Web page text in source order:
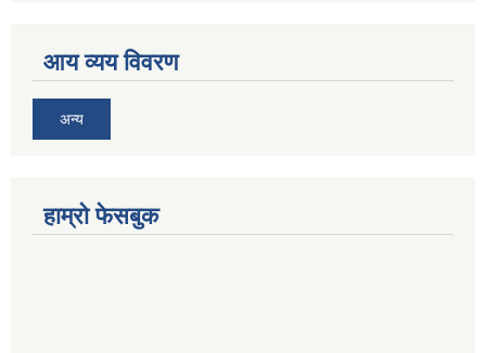
आय व्यय विवरण
अन्य
हाम्रो फेसबुक